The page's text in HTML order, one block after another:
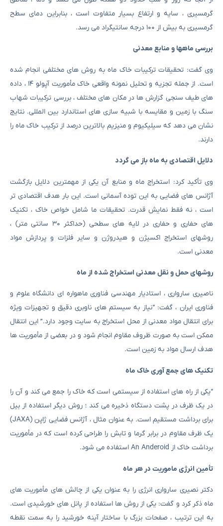
گرمسیری ، سایه و ارتفاع بسیار متفاوت است ، بنابراین دمای سطح
گرمسیری به بیش از ۱۰۰ درجه سانتیگراد می رسد.
بررسی ماهها و منابع معدنی
وی گفت: تحقیقات ترکیبات خاک ماه به روش های مختلفی انجام شده
است. از جمله تجزیه و تحلیل نمونه واقعی خاک مأموریت آپولو ۱۴ ، داده
های طیف سنجی گزارش ها در مکان های مختلف ، بررسی ترکیبات شهاب
سنگ با زمین و مقایسه با شبیه سازی های استاندارد بین المللی. نتایج
نشان می دهد که سیلیکیوم و منیزیم بالاترین درصد از ترکیب خاک ماه را
دارند.
دلایل اقتصادی به ماه باز می گردد
وی تأکید کرد: استخراج ماه و منابع آن یکی از مهمترین دلایل بازگشت
آژانس های فضایی به این توده آسمانی است. این بار هدف اقتصادی تر
است ، نه فقط نمایش قدرت. تحقیقات ما شامل خواص خاک ، تکنیک
های حفاری و حفاری در لایه های سطحی (حداکثر ۳۰ سانتی متر) ،
روشهای استخراج اکسیژن و هیدروژن و سایر فلزات و پردازش مواد
معدنی است.
روشهای حمل و نقل معدنی استخراج شده از ماه
ناصیری سارواری ، استادیار مهندسی فناوری ماهواره ای دانشگاه علوم و
فناوری ایران ، گفت: “نیاز به سیستم های ناوبری دقیق و تجهیزات ویژه
برای انتقال مواد معدنی از محل استخراج به سایت وجود دارد.” این انتقال
ممکن است به صورت ظروف مقاوم انجام شود و در بعضی از مأموریت ها
هدف ارسال مواد به زمین است.
تکنیک های جمع آوری خاک ماه
“یکی از راه های استفاده از سیستمی است که خاک را جمع می کند و آن را
در یک ظرف در پشت دستگاه ذخیره می کند ؛ روش دیگر استفاده از بیل
برای برداشت مستقیم است. به عنوان مثال ، آژانس فضایی ژاپن (JAXA)
یک ظرف مقاوم در برابر گرما و تابش را طراحی کرده است که در مأموریت
برداشت خاک از An Anderoid استفاده می شود.
تأمین انرژی ماموریت در هر ماه
دکتر نصیری سارواری انرژی را به عنوان یکی از چالش های مأموریت های
ماه ذکر کرد و گفت: یکی از روش ها استفاده از پانل های خورشیدی است.
به این ترتیب ، صفحات بزرگ با ساختار آینه خورشید را به سمت نقطه